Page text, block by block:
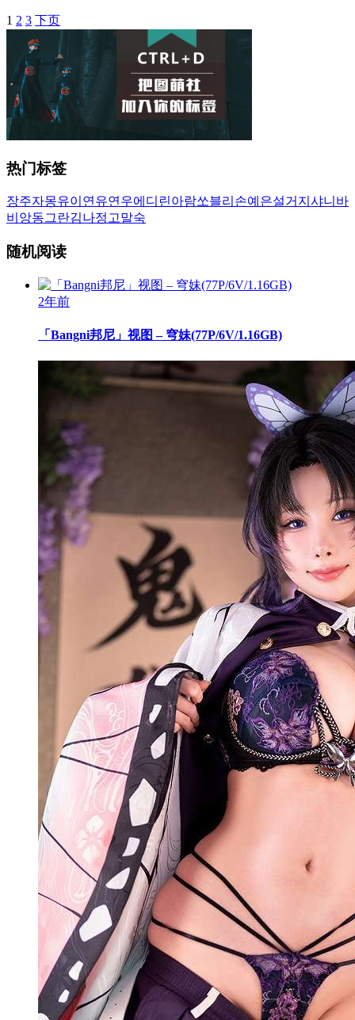
文
导
航
1 2 3 下页
热门标签
장주자몽유이 연유연우에디린아람쏘블리 손예은설거지 샤니 바
비앙동그란김나정 고말숙
随机阅读
2年前
「Bangni邦尼」视图 – 穹妹(77P/6V/1.16GB)